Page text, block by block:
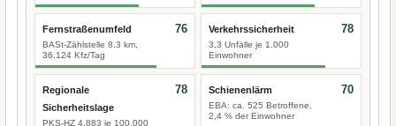
Fernstraßenumfeld
BASt-Zählstelle 8,3 km,
36.124 Kfz/Tag
76 Verkehrssicherheit
3,3 Unfälle je 1.000
Einwohner
78
Regionale
Sicherheitslage
PKS-HZ 4.883 je 100.000
78 Schienenlärm
EBA: ca. 525 Betroffene,
2,4 % der Einwohner
70